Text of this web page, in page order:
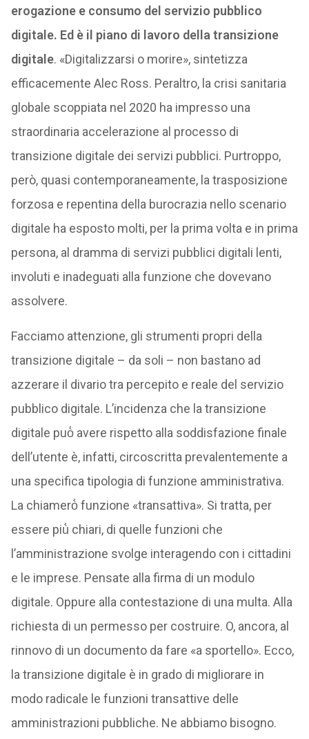
erogazione e consumo del servizio pubblico
digitale. Ed è il piano di lavoro della transizione
digitale. «Digitalizzarsi o morire», sintetizza
efficacemente Alec Ross. Peraltro, la crisi sanitaria
globale scoppiata nel 2020 ha impresso una
straordinaria accelerazione al processo di
transizione digitale dei servizi pubblici. Purtroppo,
però, quasi contemporaneamente, la trasposizione
forzosa e repentina della burocrazia nello scenario
digitale ha esposto molti, per la prima volta e in prima
persona, al dramma di servizi pubblici digitali lenti,
involuti e inadeguati alla funzione che dovevano
assolvere.
Facciamo attenzione, gli strumenti propri della
transizione digitale – da soli – non bastano ad
azzerare il divario tra percepito e reale del servizio
pubblico digitale. L’incidenza che la transizione
digitale può̀ avere rispetto alla soddisfazione finale
dell’utente è, infatti, circoscritta prevalentemente a
una specifica tipologia di funzione amministrativa.
La chiamerò̀ funzione «transattiva». Si tratta, per
essere più̀ chiari, di quelle funzioni che
l’amministrazione svolge interagendo con i cittadini
e le imprese. Pensate alla firma di un modulo
digitale. Oppure alla contestazione di una multa. Alla
richiesta di un permesso per costruire. O, ancora, al
rinnovo di un documento da fare «a sportello». Ecco,
la transizione digitale è in grado di migliorare in
modo radicale le funzioni transattive delle
amministrazioni pubbliche. Ne abbiamo bisogno.